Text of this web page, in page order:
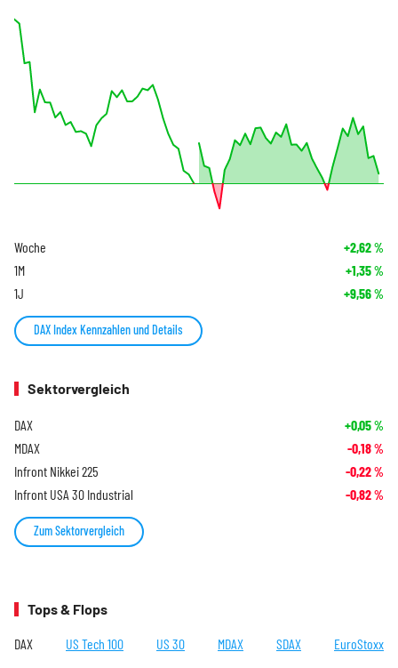
Woche +2,62%
1M +1,35%
1J +9,56%
DAX Index Kennzahlen und Details
Sektorvergleich
DAX +0,05%
MDAX -0,18%
Infront Nikkei 225 -0,22%
Infront USA 30 Industrial -0,82%
Zum Sektorvergleich
Tops & Flops
DAX US Tech 100 US 30 MDAX SDAX EuroStoxx